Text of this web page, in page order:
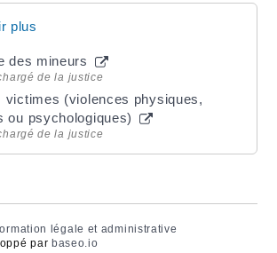
plus
des mineurs
de la justice
victimes (violences physiques,
ou psychologiques)
de la justice
légale et administrative
par baseo.io